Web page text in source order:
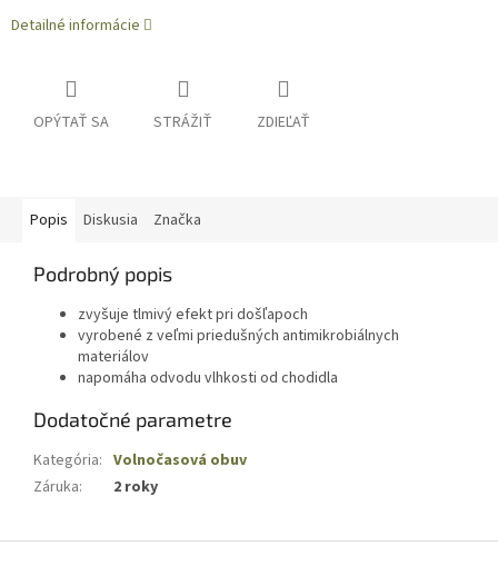
Detailné informácie
OPÝTAŤ SA STRÁŽIŤ ZDIEĽAŤ
Popis Diskusia Značka
Podrobný popis
zvyšuje tlmivý efekt pri došľapoch
vyrobené z veľmi priedušných antimikrobiálnych
materiálov
napomáha odvodu vlhkosti od chodidla
Dodatočné parametre
Kategória: Volnočasová obuv
Záruka: 2 roky